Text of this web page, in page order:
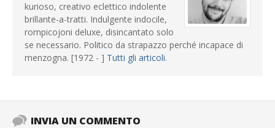
kurioso, creativo eclettico indolente
brillante-a-tratti. Indulgente indocile,
rompicojoni deluxe, disincantato solo
se necessario. Politico da strapazzo perché incapace di
menzogna. [1972 - ] Tutti gli articoli.
INVIA UN COMMENTO